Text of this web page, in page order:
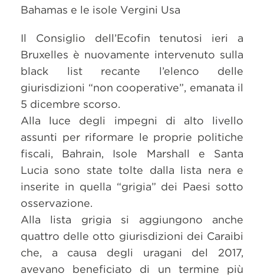
Bahamas e le isole Vergini Usa
Il Consiglio dell’Ecofin tenutosi ieri a
Bruxelles è nuovamente intervenuto sulla
black list recante l’elenco delle
giurisdizioni “non cooperative”, emanata il
5 dicembre scorso.
Alla luce degli impegni di alto livello
assunti per riformare le proprie politiche
fiscali, Bahrain, Isole Marshall e Santa
Lucia sono state tolte dalla lista nera e
inserite in quella “grigia” dei Paesi sotto
osservazione.
Alla lista grigia si aggiungono anche
quattro delle otto giurisdizioni dei Caraibi
che, a causa degli uragani del 2017,
avevano beneficiato di un termine più